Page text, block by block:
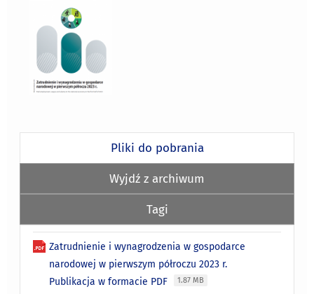
Pliki do pobrania
Wyjdź z archiwum
Tagi
Zatrudnienie i wynagrodzenia w gospodarce
narodowej w pierwszym półroczu 2023 r.
Publikacja w formacie PDF
1.87 MB